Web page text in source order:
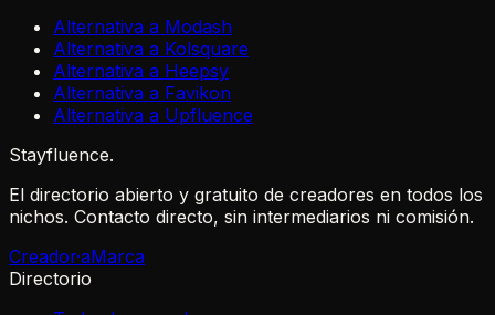
Alternativa a Modash
Alternativa a Kolsquare
Alternativa a Heepsy
Alternativa a Favikon
Alternativa a Upfluence
Stayfluence.
El directorio abierto y gratuito de creadores en todos los
nichos. Contacto directo, sin intermediarios ni comisión.
Creador·aMarca
Directorio